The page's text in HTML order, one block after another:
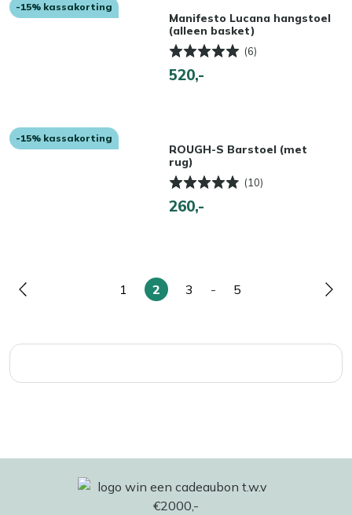
-15% kassakorting
Manifesto Lucana hangstoel
(alleen basket)
(6)
520,-
-15% kassakorting
ROUGH-S Barstoel (met
rug)
(10)
260,-
Pagina Pagina
1
U
2
Pagina
3 -
Pagina
5